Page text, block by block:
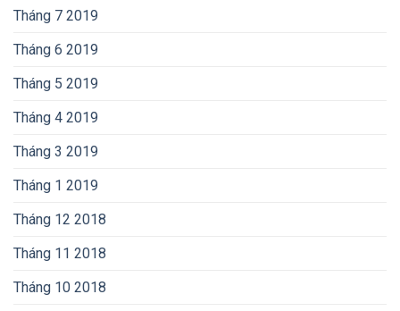
Tháng 7 2019
Tháng 6 2019
Tháng 5 2019
Tháng 4 2019
Tháng 3 2019
Tháng 1 2019
Tháng 12 2018
Tháng 11 2018
Tháng 10 2018